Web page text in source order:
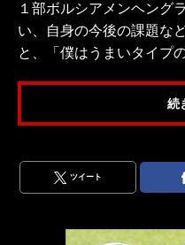
１部ボルシアメンヘング
い、自身の今後の課題な
と、「僕はうまいタイプ
続
ツイート